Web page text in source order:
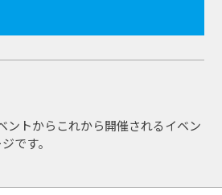
ントからこれから開催されるイベン
です。